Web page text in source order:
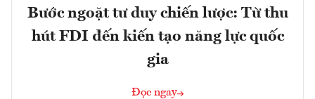
Bước ngoặt tư duy chiến lược: Từ thu
hút FDI đến kiến tạo năng lực quốc
gia
Đọc ngay